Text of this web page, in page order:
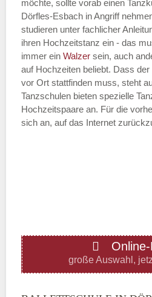
Dienstag
—
Donnerstag
—
möchte, sollte vorab einen
Dörfles-Esbach in Angriff
studieren unter fachlicher
ihren Hochzeitstanz ein - das
immer ein Walzer sein, auch
auf Hochzeiten beliebt. Dass
vor Ort stattfinden muss, steht
Tanzschulen bieten spezielle
Hochzeitspaare an. Für die
sich an, auf das Internet
große Auswahl,